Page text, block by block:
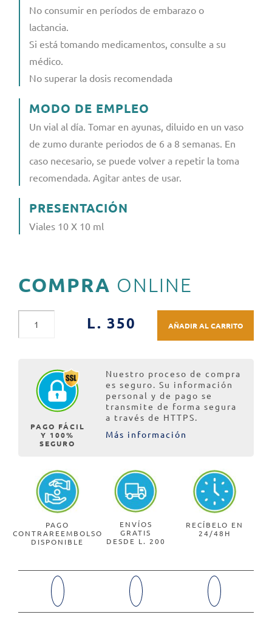
No consumir en períodos de embarazo o
lactancia.
Si está tomando medicamentos, consulte a su
médico.
No superar la dosis recomendada
MODO DE EMPLEO
Un vial al día. Tomar en ayunas, diluido en un vaso
de zumo durante periodos de 6 a 8 semanas. En
caso necesario, se puede volver a repetir la toma
recomendada. Agitar antes de usar.
PRESENTACIÓN
Viales 10 X 10 ml
COMPRA ONLINE
L. 350 AÑADIR AL CARRITO
PAGO FÁCIL
Y 100%
SEGURO
Nuestro proceso de compra
es seguro. Su información
personal y de pago se
transmite de forma segura
a través de HTTPS.
Más información
PAGO
CONTRAREEMBOLSO
DISPONIBLE
ENVÍOS
GRATIS
DESDE L. 200
RECÍBELO EN
24/48H